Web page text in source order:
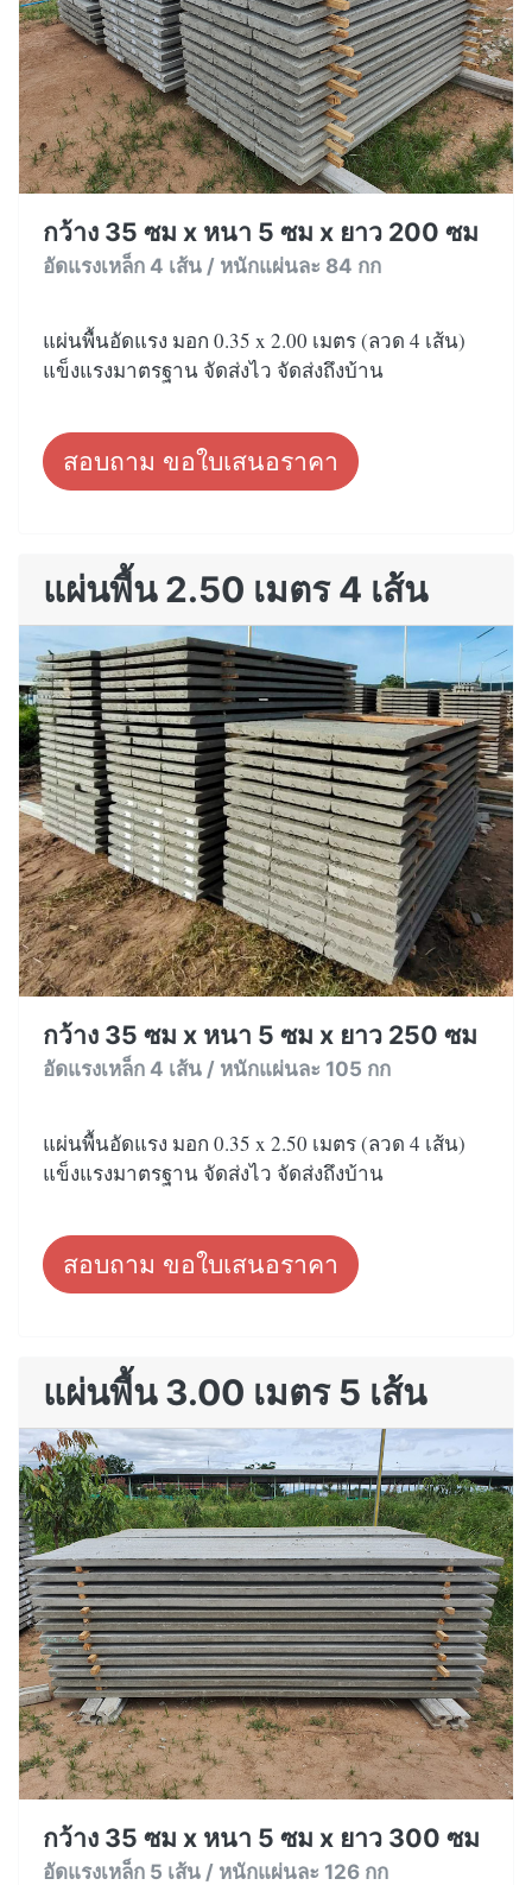
กว้าง 35 ซม x หนา 5 ซม x ยาว 200 ซม
อัดแรงเหล็ก 4 เส้น / หนักแผ่นละ 84 กก
แผ่นพื้นอัดแรง มอก 0.35 x 2.00 เมตร (ลวด 4 เส้น)
แข็งแรงมาตรฐาน จัดส่งไว จัดส่งถึงบ้าน
สอบถาม ขอใบเสนอราคา
แผ่นพื้น 2.50 เมตร 4 เส้น
กว้าง 35 ซม x หนา 5 ซม x ยาว 250 ซม
อัดแรงเหล็ก 4 เส้น / หนักแผ่นละ 105 กก
แผ่นพื้นอัดแรง มอก 0.35 x 2.50 เมตร (ลวด 4 เส้น)
แข็งแรงมาตรฐาน จัดส่งไว จัดส่งถึงบ้าน
สอบถาม ขอใบเสนอราคา
แผ่นพื้น 3.00 เมตร 5 เส้น
กว้าง 35 ซม x หนา 5 ซม x ยาว 300 ซม
อัดแรงเหล็ก 5 เส้น / หนักแผ่นละ 126 กก